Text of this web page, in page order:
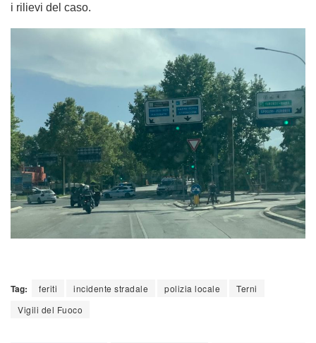
i rilievi del caso.
Tag: feriti incidente stradale polizia locale
Terni
Vigili del Fuoco